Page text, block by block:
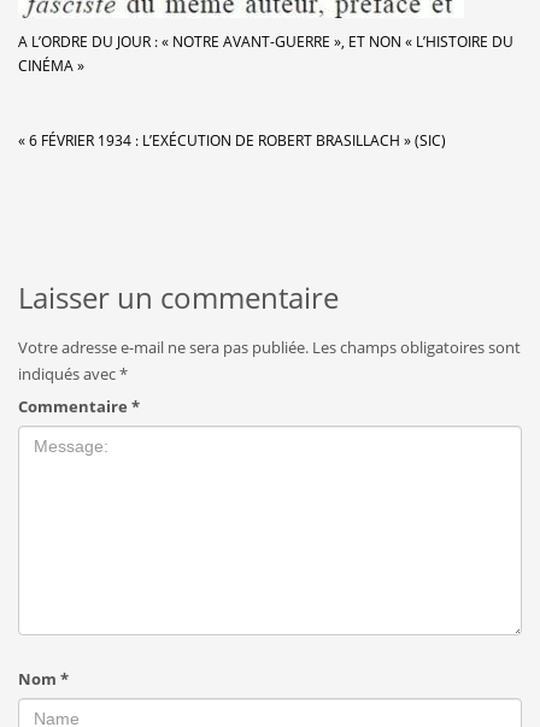
A L’ORDRE DU JOUR : « NOTRE AVANT-GUERRE », ET NON « L’HISTOIRE DU
CINÉMA »
« 6 FÉVRIER 1934 : L’EXÉCUTION DE ROBERT BRASILLACH » (SIC)
Laisser un commentaire
Votre adresse e-mail ne sera pas publiée. Les champs obligatoires sont
indiqués avec*
Commentaire *
Nom *